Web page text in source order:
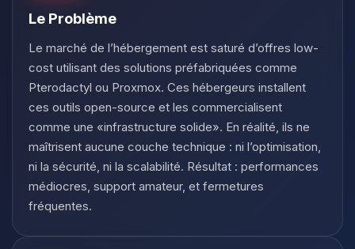
Le Problème
Le marché de l’hébergement est saturé d’offres low-
cost utilisant des solutions préfabriquées comme
Pterodactyl ou Proxmox. Ces hébergeurs installent
ces outils open-source et les commercialisent
comme une «infrastructure solide». En réalité, ils ne
maîtrisent aucune couche technique : ni l’optimisation,
ni la sécurité, ni la scalabilité. Résultat : performances
médiocres, support amateur, et fermetures
fréquentes.